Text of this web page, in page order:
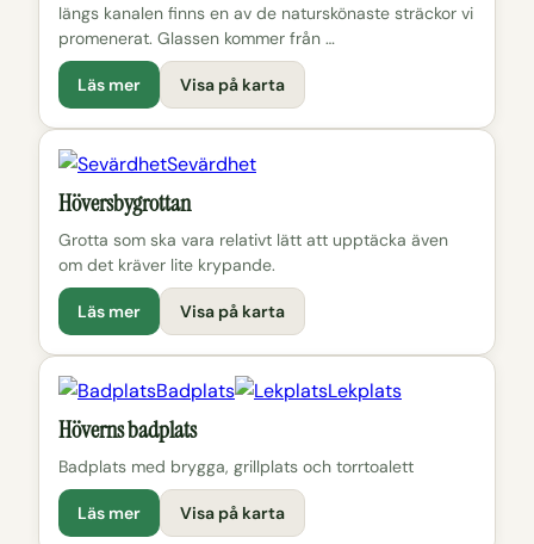
längs kanalen finns en av de naturskönaste sträckor vi
promenerat. Glassen kommer från …
Läs mer Visa på karta
Sevärdhet
Höversbygrottan
Grotta som ska vara relativt lätt att upptäcka även
om det kräver lite krypande.
Läs mer Visa på karta
Badplats Lekplats
Höverns badplats
Badplats med brygga, grillplats och torrtoalett
Läs mer Visa på karta